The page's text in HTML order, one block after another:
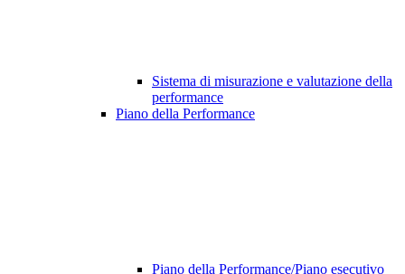
Sistema di misurazione e valutazione della
performance
Piano della Performance
Piano della Performance/Piano esecutivo